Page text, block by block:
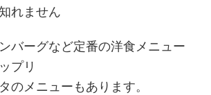
れません
バーグなど定番の洋食メニュー
プリ
のメニューもあります。